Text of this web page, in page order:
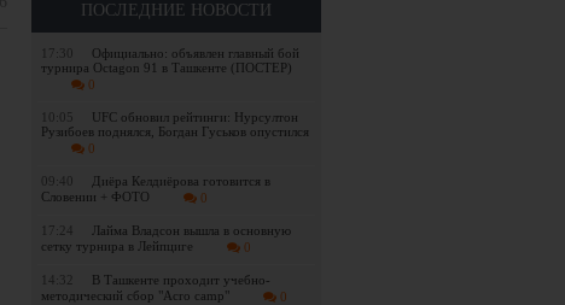
ПОСЛЕДНИЕ НОВОСТИ
17:30
Официально: объявлен главный бой
турнира Octagon 91 в Ташкенте (ПОСТЕР)
0
10:05
UFC обновил рейтинги: Нурсултон
Рузибоев поднялся, Богдан Гуськов опустился
0
09:40
Диёра Келдиёрова готовится в
Словении + ФОТО
0
17:24
Лайма Владсон вышла в основную
сетку турнира в Лейпциге
0
14:32
В Ташкенте проходит учебно-
методический сбор "Acro camp"
0